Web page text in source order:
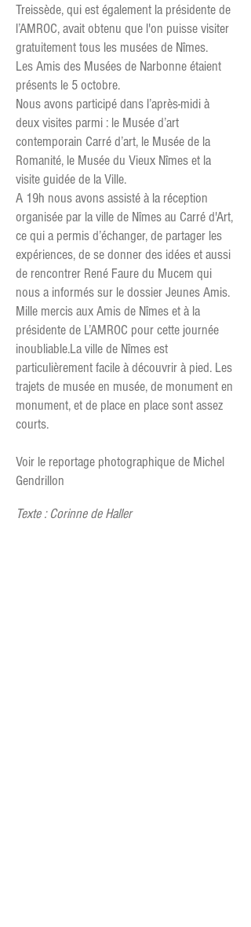
Treissède, qui est également la présidente de
l’AMROC, avait obtenu que l'on puisse visiter
gratuitement tous les musées de Nîmes.
Les Amis des Musées de Narbonne étaient
présents le 5 octobre.
Nous avons participé dans l’après-midi à
deux visites parmi : le Musée d’art
contemporain Carré d’art, le Musée de la
Romanité, le Musée du Vieux Nîmes et la
visite guidée de la Ville.
A 19h nous avons assisté à la réception
organisée par la ville de Nîmes au Carré d'Art,
ce qui a permis d’échanger, de partager les
expériences, de se donner des idées et aussi
de rencontrer René Faure du Mucem qui
nous a informés sur le dossier Jeunes Amis.
Mille mercis aux Amis de Nîmes et à la
présidente de L’AMROC pour cette journée
inoubliable.La ville de Nîmes est
particulièrement facile à découvrir à pied. Les
trajets de musée en musée, de monument en
monument, et de place en place sont assez
courts.
Voir le reportage photographique de Michel
Gendrillon
Texte : Corinne de Haller